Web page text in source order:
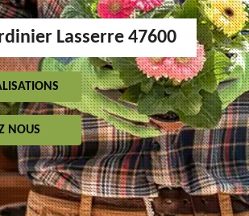
Lasserre 47600
NOUS